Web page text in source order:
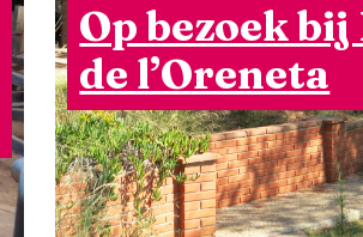
Op bezoek bij
de l’Oreneta